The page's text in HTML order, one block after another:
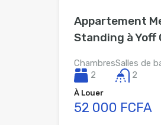
Appartement
Standing à Yoff
Chambres
2
Salles de
2
À Louer
52 000 FCFA